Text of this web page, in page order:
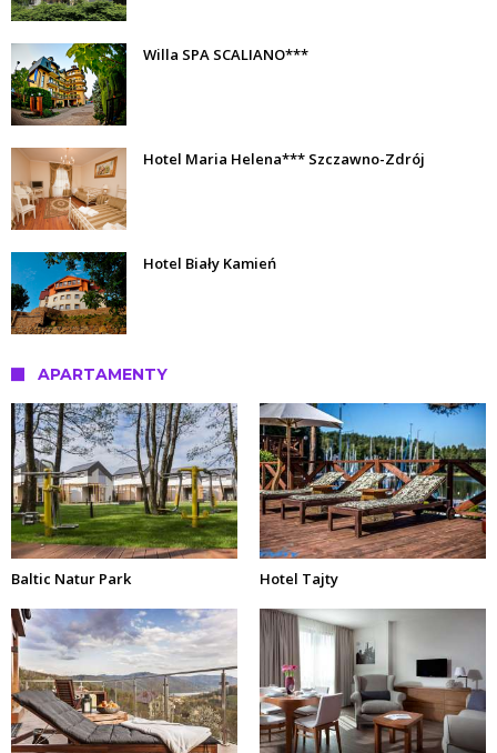
Willa SPA SCALIANO***
Hotel Maria Helena*** Szczawno-Zdrój
Hotel Biały Kamień
APARTAMENTY
Baltic Natur Park Hotel Tajty